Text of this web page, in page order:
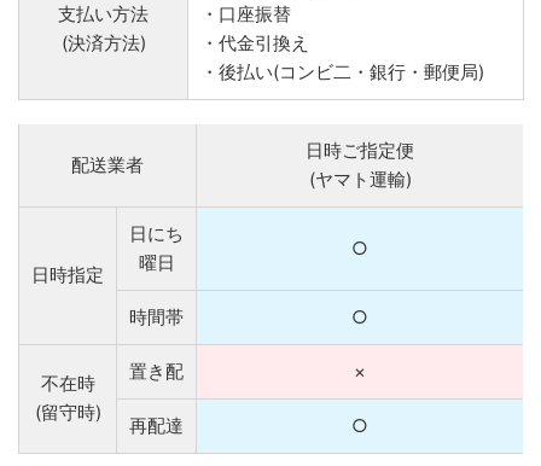
支払い方法
(決済方法)
・口座振替
・代金引換え
・後払い(コンビ二・銀行・郵便局)
配送業者
日時ご指定便
(ヤマト運輸)
日時指定
日にち
曜日
○
時間帯 ○
不在時
(留守時)
置き配 ×
再配達 ○